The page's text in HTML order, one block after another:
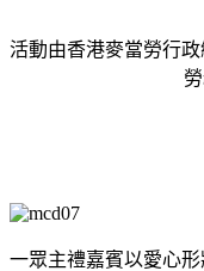
活動由香港麥當勞行
一眾主禮嘉賓以愛心